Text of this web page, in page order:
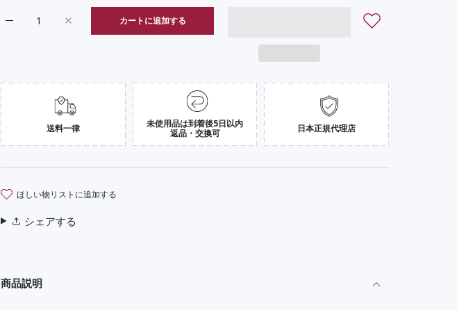
ベロプロ｜VELOPRO Lサイズ・セットの数量を増やす
ベロプロ｜VELOPRO Lサイズ・セットの数量を増やす
カートに追加する
送料一律
未使用品は到着後5日以内
返品・交換可
日本正規代理店
ほしい物リストに追加する
シェアする
商品説明